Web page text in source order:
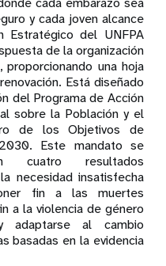
y cada joven alcance
Estratégico del UNFPA
de la organización
una hoja
Está diseñado
del Programa de Acción
sobre la Población y el
de los Objetivos de
Este mandato se
cuatro resultados
necesidad insatisfecha
fin a las muertes
a la violencia de género
adaptarse al cambio
basadas en la evidencia